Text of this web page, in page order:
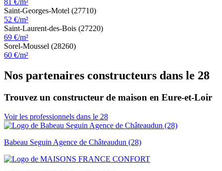
Saint-Georges-Motel (27710)
52 €/m²
Saint-Laurent-des-Bois (27220)
69 €/m²
Sorel-Moussel (28260)
60 €/m²
Nos partenaires constructeurs dans le 28
Trouvez un constructeur de maison en Eure-et-Loir
Voir les professionnels dans le 28
Babeau Seguin Agence de Châteaudun (28)